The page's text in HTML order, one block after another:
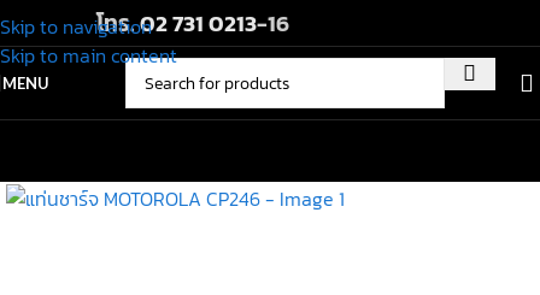
Skip to navigation
Skip to main content
โทร.02 731 0213-16
MENU